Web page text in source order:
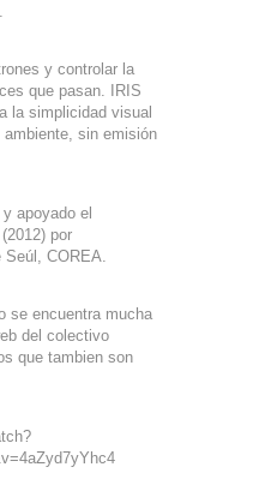
y controlar la
que pasan. IRIS
la simplicidad visual
sin emisión
apoyado el
por
Seúl, COREA.
se encuentra mucha
del colectivo
que tambien son